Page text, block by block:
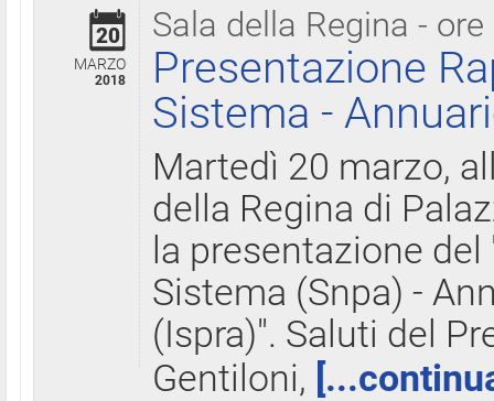
Sala della Regina - ore
20
MARZO
2018
Presentazione
Sistema -
Martedì 20 marzo,
della Regina di
la presentazione
Sistema (Snpa) -
(Ispra)". Saluti del
Gentiloni,